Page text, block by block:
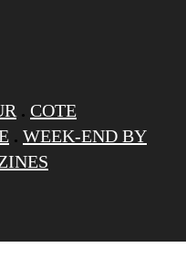
. COTE
. WEEK-END BY